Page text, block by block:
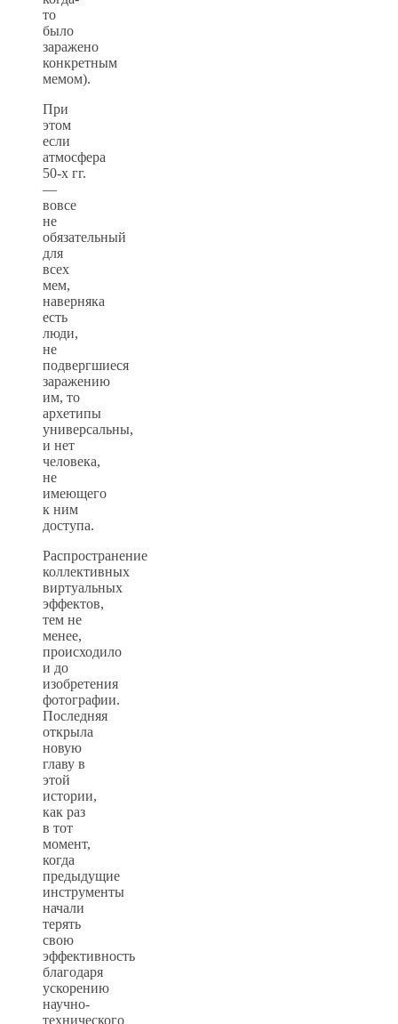
то
было
заражено
конкретным
мемом).
При
этом
если
атмосфера
50-х гг.
—
вовсе
не
обязательный
для
всех
мем,
наверняка
есть
люди,
не
подвергшиеся
заражению
им, то
архетипы
универсальны,
и нет
человека,
не
имеющего
к ним
доступа.
Распространение
коллективных
виртуальных
эффектов,
тем не
менее,
происходило
и до
изобретения
фотографии.
Последняя
открыла
новую
главу в
этой
истории,
как раз
в тот
момент,
когда
предыдущие
инструменты
начали
терять
свою
эффективность
благодаря
ускорению
научно-
технического